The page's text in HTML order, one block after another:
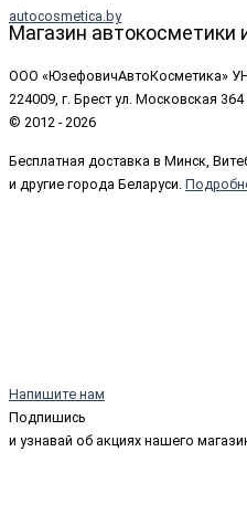
autocosmetica.by
Магазин автокосметики
ООО «ЮзефовичАвтоКосметика»
224009, г. Брест ул. Московская 364
© 2012 - 2026
Бесплатная доставка в Минск,
и другие города Беларуси.
Напишите нам
Подпишись
и узнавай об акциях нашего